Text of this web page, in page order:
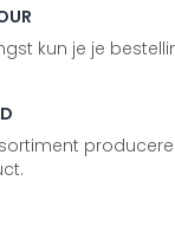
kun je je